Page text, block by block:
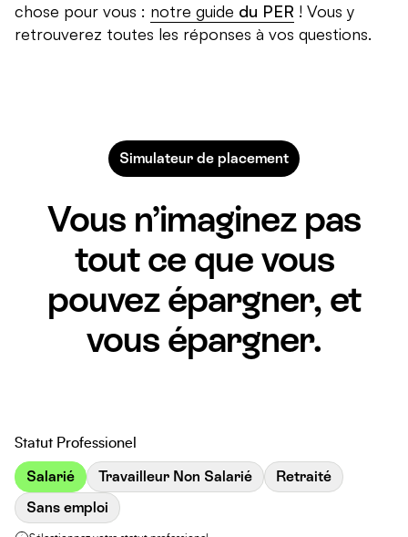
chose pour vous : notre guide du PER ! Vous y
retrouverez toutes les réponses à vos questions.